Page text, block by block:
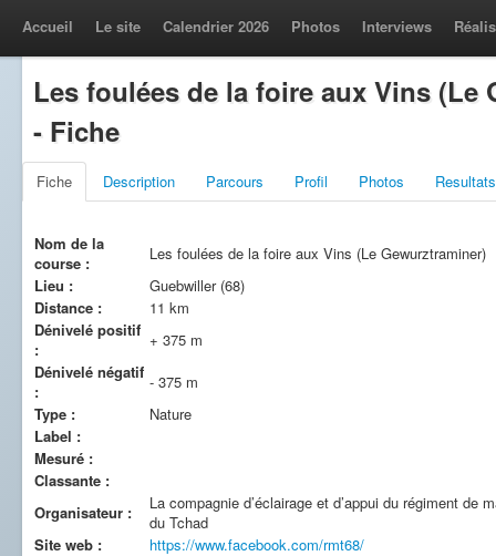
Accueil Le site Calendrier 2026 Photos Interviews
Les foulées de la foire aux Vins (Le
- Fiche
Fiche Description Parcours Profil Photos Resultats
Nom de la
course :
Les foulées de la foire aux Vins (Le Gewurztraminer)
Lieu :
Guebwiller (68)
Distance :
11 km
Dénivelé positif
:
+ 375 m
Dénivelé négatif
:
- 375 m
Type :
Nature
Label :
Mesuré :
Classante :
Organisateur :
La compagnie d’éclairage et d’appui du régiment de
du Tchad
Site web :
https://www.facebook.com/rmt68/